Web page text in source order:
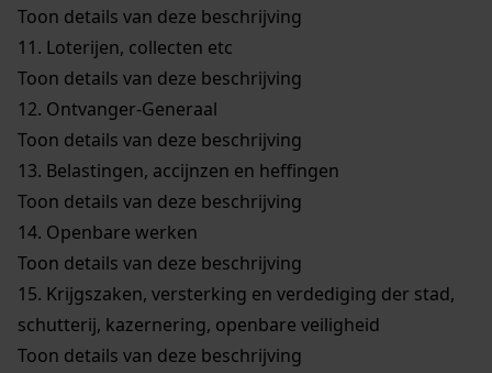
Toon details van deze beschrijving
11. Loterijen, collecten etc
Toon details van deze beschrijving
12. Ontvanger-Generaal
Toon details van deze beschrijving
13. Belastingen, accijnzen en heffingen
Toon details van deze beschrijving
14. Openbare werken
Toon details van deze beschrijving
15. Krijgszaken, versterking en verdediging der stad,
schutterij, kazernering, openbare veiligheid
Toon details van deze beschrijving